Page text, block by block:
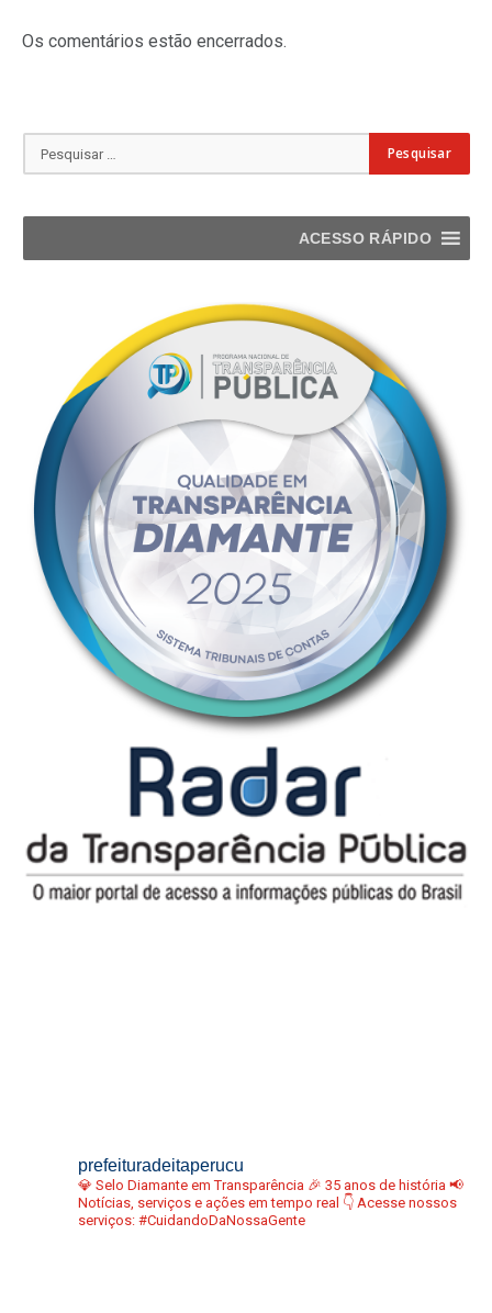
Os comentários estão encerrados.
ACESSO RÁPIDO
prefeituradeitaperucu
💎 Selo Diamante em Transparência 🎉 35 anos de história 📢
Notícias, serviços e ações em tempo real 👇 Acesse nossos
serviços: #CuidandoDaNossaGente